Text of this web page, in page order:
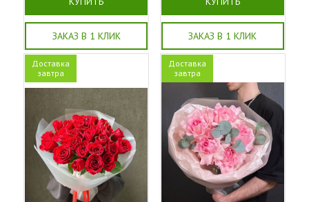
ЗАКАЗ В 1 КЛИК ЗАКАЗ В 1 КЛИК
Доставка
завтра
Доставка
завтра